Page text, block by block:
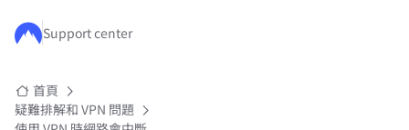
跳至主要內容
Support center
首頁
疑難排解和 VPN 問題